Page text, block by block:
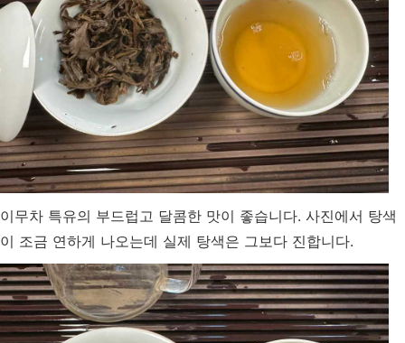
이무차 특유의 부드럽고 달콤한 맛이 좋습니다. 사진에서 탕색
이 조금 연하게 나오는데 실제 탕색은 그보다 진합니다.